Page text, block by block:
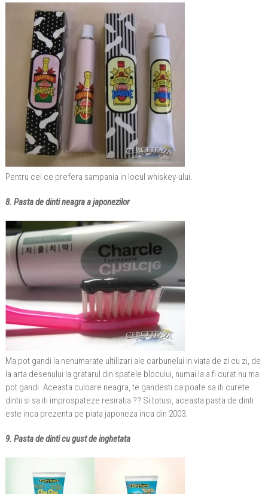
Pentru cei ce prefera sampania in locul whiskey-ului.
8. Pasta de dinti neagra a japonezilor
Ma pot gandi la nenumarate ultilizari ale carbunelui in viata de zi cu zi, de
la arta desenului la gratarul din spatele blocului, numai la a fi curat nu ma
pot gandi. Aceasta culoare neagra, te gandesti ca poate sa iti curete
dintii si sa iti improspateze resiratia ?? Si totusi, aceasta pasta de dinti
este inca prezenta pe piata japoneza inca din 2003.
9. Pasta de dinti cu gust de inghetata